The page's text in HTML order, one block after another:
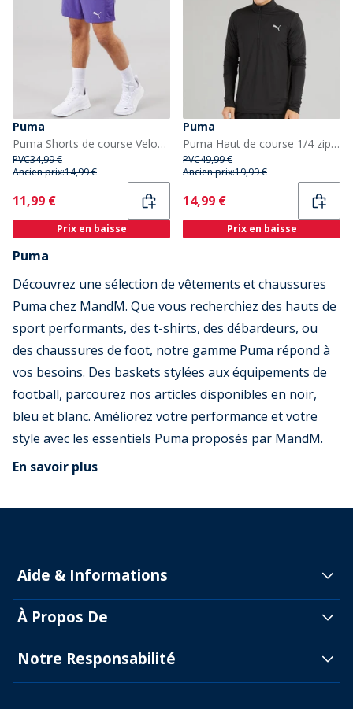
Puma
Puma Shorts de course Velocity 7 pouces Homme Lapis Lazuli
PVC34,99 €
Ancien prix:14,99 €
Current
11,99 €
Prix en baisse
Puma
Puma Haut de course 1/4 zip Homme Puma Noir
PVC49,99 €
Ancien prix:19,99 €
Current
14,99 €
Prix en baisse
Puma
Découvrez une sélection de vêtements et chaussures
Puma chez MandM. Que vous recherchiez des hauts de
sport performants, des t-shirts, des débardeurs, ou
des chaussures de foot, notre gamme Puma répond à
vos besoins. Des baskets stylées aux équipements de
football, parcourez nos articles disponibles en noir,
bleu et blanc. Améliorez votre performance et votre
style avec les essentiels Puma proposés par MandM.
En savoir plus
Aide & Informations
À Propos De
Notre Responsabilité